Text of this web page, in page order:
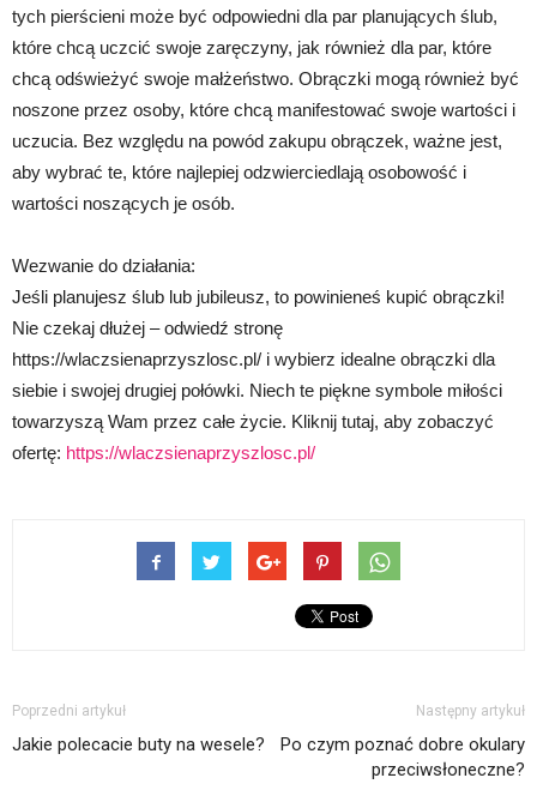
tych pierścieni może być odpowiedni dla par planujących ślub,
które chcą uczcić swoje zaręczyny, jak również dla par, które
chcą odświeżyć swoje małżeństwo. Obrączki mogą również być
noszone przez osoby, które chcą manifestować swoje wartości i
uczucia. Bez względu na powód zakupu obrączek, ważne jest,
aby wybrać te, które najlepiej odzwierciedlają osobowość i
wartości noszących je osób.
Wezwanie do działania:
Jeśli planujesz ślub lub jubileusz, to powinieneś kupić obrączki!
Nie czekaj dłużej – odwiedź stronę
https://wlaczsienaprzyszlosc.pl/ i wybierz idealne obrączki dla
siebie i swojej drugiej połówki. Niech te piękne symbole miłości
towarzyszą Wam przez całe życie. Kliknij tutaj, aby zobaczyć
ofertę: https://wlaczsienaprzyszlosc.pl/
Poprzedni artykuł
Jakie polecacie buty na wesele?
Następny artykuł
Po czym poznać dobre okulary
przeciwsłoneczne?